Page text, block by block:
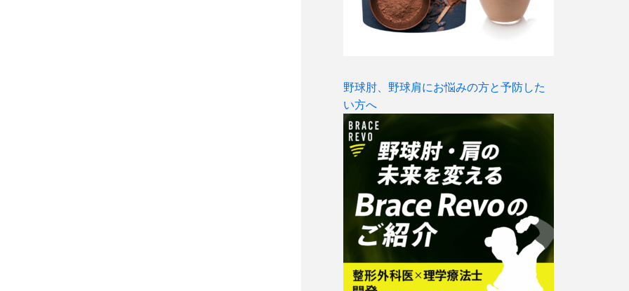
野球肘、野球肩にお悩みの方と予防した
い方へ